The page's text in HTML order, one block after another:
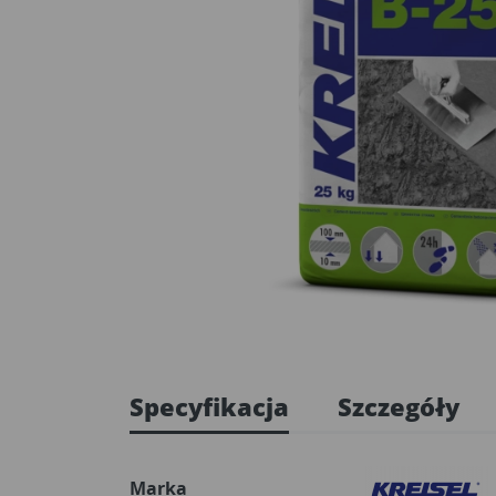
Specyfikacja Szczegóły
Marka